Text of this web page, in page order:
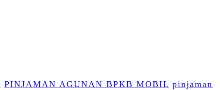
PINJAMAN AGUNAN BPKB MOBIL pinjaman